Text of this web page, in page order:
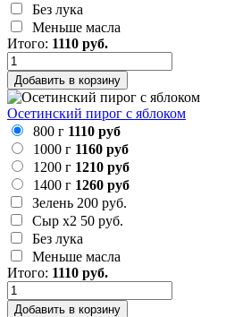
Без лука
Меньше масла
Итого: 1110 руб.
Добавить в корзину
Осетинский пирог с яблоком
800 г 1110 руб
1000 г 1160 руб
1200 г 1210 руб
1400 г 1260 руб
Зелень 200 руб.
Сыр х2 50 руб.
Без лука
Меньше масла
Итого: 1110 руб.
Добавить в корзину